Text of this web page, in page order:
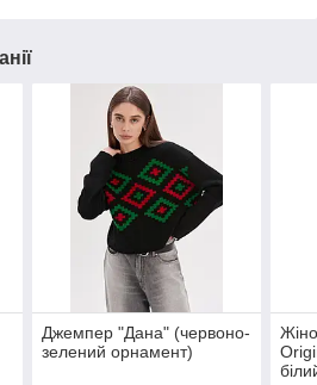
Джемпер "Дана" (червоно-
зелений орнамент)